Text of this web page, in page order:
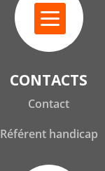

CONTACTS
Contact
Référent handicap